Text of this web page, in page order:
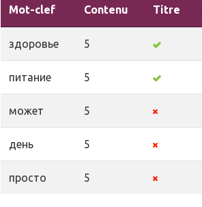
Mot-clef Contenu Titre
здоровье 5
питание 5
может 5
день 5
просто 5